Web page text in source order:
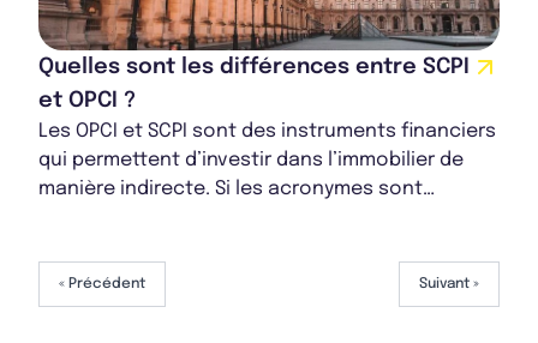
Quelles sont les différences entre SCPI
et OPCI ?
Les OPCI et SCPI sont des instruments financiers
qui permettent d’investir dans l’immobilier de
manière indirecte. Si les acronymes sont
« Précédent Suivant »